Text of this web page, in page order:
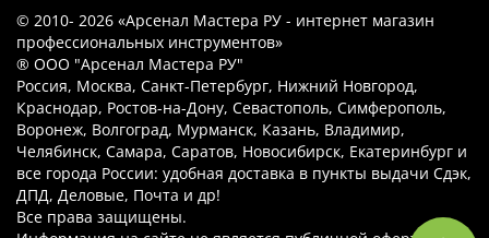
© 2010- 2026 «Арсенал Мастера РУ - интернет магазин
профессиональных инструментов»
® ООО "Арсенал Мастера РУ"
Россия, Москва, Санкт-Петербург, Нижний Новгород,
Краснодар, Ростов-на-Дону, Севастополь, Симферополь,
Воронеж, Волгоград, Мурманск, Казань, Владимир,
Челябинск, Самара, Саратов, Новосибирск, Екатеринбург и
все города России: удобная доставка в пункты выдачи Сдэк,
ДПД, Деловые, Почта и др!
Все права защищены.